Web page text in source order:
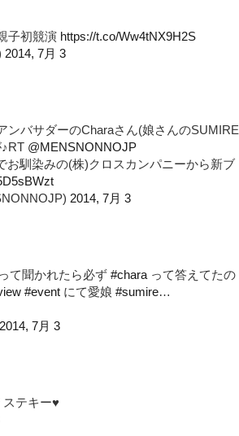
子初競演 https://t.co/Ww4tNX9H2S
2014, 7月 3
ンバサダーのCharaさん(娘さんのSUMIRE
@MENSNONNOJP
お馴染みの(株)クロスカンパニーから新ブ
2014, 7月 3
て聞かれたら必ず #chara って答えてたの
#event にて愛娘 #sumire…
2014, 7月 3
テキー♥️